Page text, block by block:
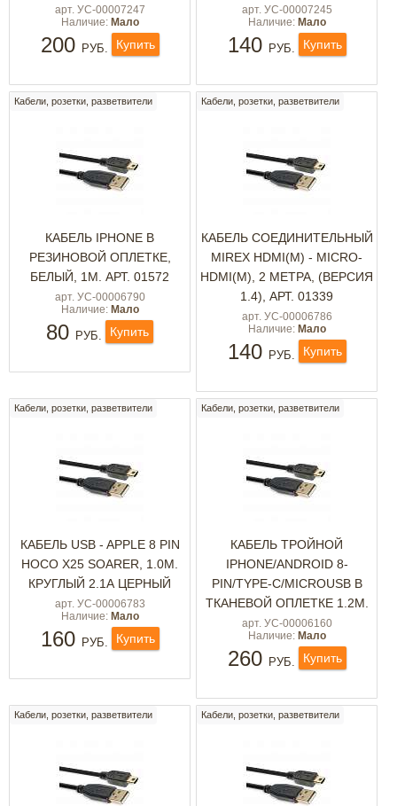
арт. УС-00007247
Наличие: Мало
200 РУБ. Купить
арт. УС-00007245
Наличие: Мало
140 РУБ. Купить
Кабели, розетки, разветвители
КАБЕЛЬ IPHONE В
РЕЗИНОВОЙ ОПЛЕТКЕ,
БЕЛЫЙ, 1М. АРТ. 01572
арт. УС-00006790
Наличие: Мало
80 РУБ. Купить
Кабели, розетки, разветвители
КАБЕЛЬ СОЕДИНИТЕЛЬНЫЙ
MIREX HDMI(M) - MICRO-
HDMI(M), 2 МЕТРА, (ВЕРСИЯ
1.4), АРТ. 01339
арт. УС-00006786
Наличие: Мало
140 РУБ. Купить
Кабели, розетки, разветвители
КАБЕЛЬ USB - APPLE 8 PIN
HOCO X25 SOARER, 1.0М.
КРУГЛЫЙ 2.1А ЦЕРНЫЙ
арт. УС-00006783
Наличие: Мало
160 РУБ. Купить
Кабели, розетки, разветвители
КАБЕЛЬ ТРОЙНОЙ
IPHONE/ANDROID 8-
PIN/TYPE-C/MICROUSB В
ТКАНЕВОЙ ОПЛЕТКЕ 1.2М.
арт. УС-00006160
Наличие: Мало
260 РУБ. Купить
Кабели, розетки, разветвители Кабели, розетки, разветвители